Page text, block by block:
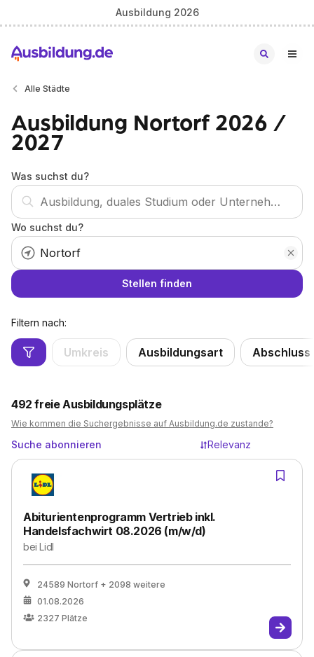
Ausbildung 2026
Alle Städte
Ausbildung Nortorf 2026 /
2027
Was suchst du?
Wo suchst du?
Stellen finden
Filtern nach:
Umkreis Ausbildungsart Abschluss
492 freie Ausbildungsplätze
Wie kommen die Suchergebnisse auf Ausbildung.de zustande?
Suche abonnieren Relevanz
Abiturientenprogramm Vertrieb inkl.
Handelsfachwirt 08.2026 (m/w/d)
beiLidl
24589 Nortorf + 2098 weitere
01.08.2026
2327 Plätze